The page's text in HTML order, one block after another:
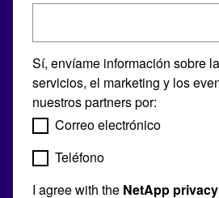
Sí, envíame información sobre
servicios, el marketing y los
nuestros partners por:
Correo electrónico
Teléfono
I agree with the NetApp